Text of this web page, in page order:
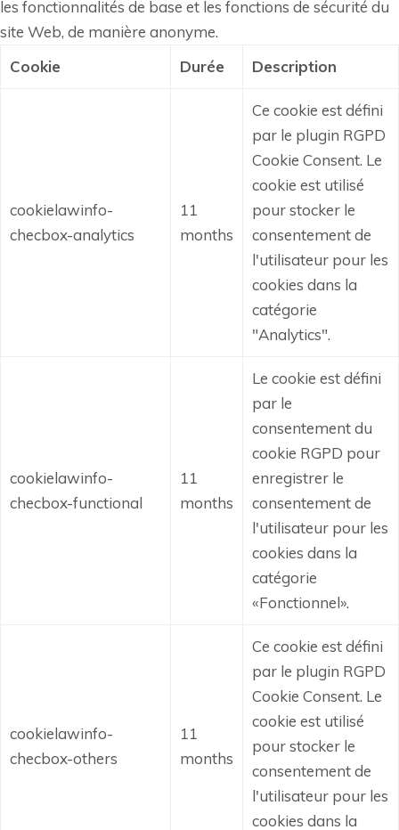
les fonctionnalités de base et les fonctions de sécurité du
site Web, de manière anonyme.
Cookie
Durée Description
cookielawinfo-
checbox-analytics
11
months
Ce cookie est défini
par le plugin RGPD
Cookie Consent. Le
cookie est utilisé
pour stocker le
consentement de
l'utilisateur pour les
cookies dans la
catégorie
"Analytics".
cookielawinfo-
checbox-functional
11
months
Le cookie est défini
par le
consentement du
cookie RGPD pour
enregistrer le
consentement de
l'utilisateur pour les
cookies dans la
catégorie
«Fonctionnel».
cookielawinfo-
checbox-others
11
months
Ce cookie est défini
par le plugin RGPD
Cookie Consent. Le
cookie est utilisé
pour stocker le
consentement de
l'utilisateur pour les
cookies dans la